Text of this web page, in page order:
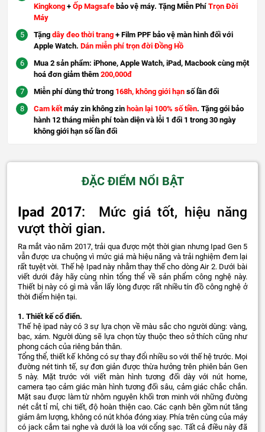
Kingkong + Ốp Magsafe bảo vệ máy. Tặng Miễn Phí Trọn Đời
Máy
Tặng dây đeo thời trang + Film PPF bảo vệ màn hình đối với
Apple Watch. Dán miễn phí trọn đời Đồng Hồ
Mua 2 sản phẩm: iPhone, Apple Watch, iPad, Macbook cùng một
hoá đơn giảm thêm 200,000đ
Miễn phí dùng thử trong 168h, không giới hạn số lần đổi
Cam kếtmáy zin không zin hoàn lại 100% số tiền. Tặng gói bảo
hành 12 tháng miễn phí toàn diện và lỗi 1 đổi 1 trong 30 ngày
không giới hạn số lần đổi
ĐẶC ĐIỂM NỔI BẬT
Ipad 2017: Mức giá tốt, hiệu năng
vượt thời gian.
Ra mắt vào năm 2017, trải qua được một thời gian nhưng Ipad Gen 5
vẫn được ưa chuộng vì mức giá mà hiệu năng và trải nghiệm đem lại
rất tuyệt vời. Thế hệ Ipad này nhằm thay thế cho dòng Air 2. Dưới bài
viết dưới đây hãy cùng nhìn tổng thể về sản phẩm công nghệ này.
Thiết bị này có gì mà vẫn lấy lòng được rất nhiều tín đồ công nghệ ở
thời điểm hiện tại.
1. Thiết kế cổ điển.
Thế hệ ipad này có 3 sự lựa chọn về màu sắc cho người dùng: vàng,
bạc, xám. Người dùng sẽ lựa chọn tùy thuộc theo sở thích cũng như
phong cách của riêng bản thân.
Tổng thể, thiết kế không có sự thay đổi nhiều so với thế hệ trước. Mọi
đường nét tinh tế, sự đơn giản được thừa hưởng trên phiên bản Gen
5 này. Mặt trước với viết màn hình tương đối dày với nút home,
camera tạo cảm giác màn hình tương đối sâu, cảm giác chắc chắn.
Mặt sau được làm từ nhôm nguyên khối trơn minh với những đường
nét cắt tỉ mỉ, chi tiết, độ hoàn thiện cao. Các cạnh bên gồm nút tăng
giảm âm lượng, không có nút khóa đóng xiay. Phía trên cùng của máy
có jack cắm tai nghe và dưới là loa với cổng sạc. Tất cả điều này đã